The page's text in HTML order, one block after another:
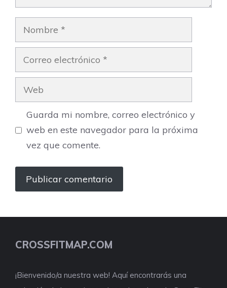
Nombre
Correo
electrónico
Web
Guarda mi nombre, correo electrónico y
web en este navegador para la próxima
vez que comente.
CROSSFITMAP.COM
¡Bienvenido/a nuestra web! Aquí encontrarás una